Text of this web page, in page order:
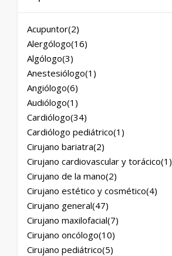
Acupuntor(2)
Alergólogo(16)
Algólogo(3)
Anestesiólogo(1)
Angiólogo(6)
Audiólogo(1)
Cardiólogo(34)
Cardiólogo pediátrico(1)
Cirujano bariatra(2)
Cirujano cardiovascular y torácico(1)
Cirujano de la mano(2)
Cirujano estético y cosmético(4)
Cirujano general(47)
Cirujano maxilofacial(7)
Cirujano oncólogo(10)
Cirujano pediátrico(5)